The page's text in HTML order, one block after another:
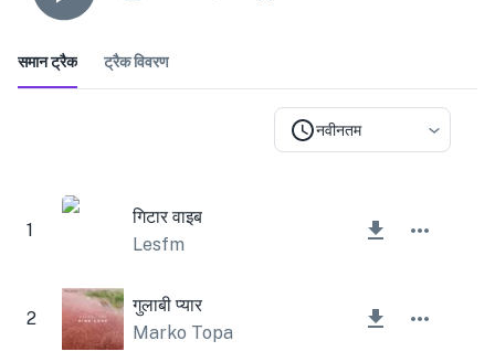
समान ट्रैक ट्रैक विवरण
नवीनतम
1
गिटार वाइब
Lesfm
2
गुलाबी प्यार
Marko Topa